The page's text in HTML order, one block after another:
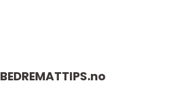
BEDREMATTIPS.no